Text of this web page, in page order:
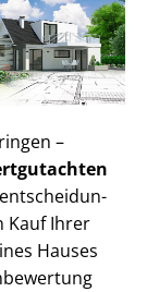
–
Kauf Ihrer
Hauses